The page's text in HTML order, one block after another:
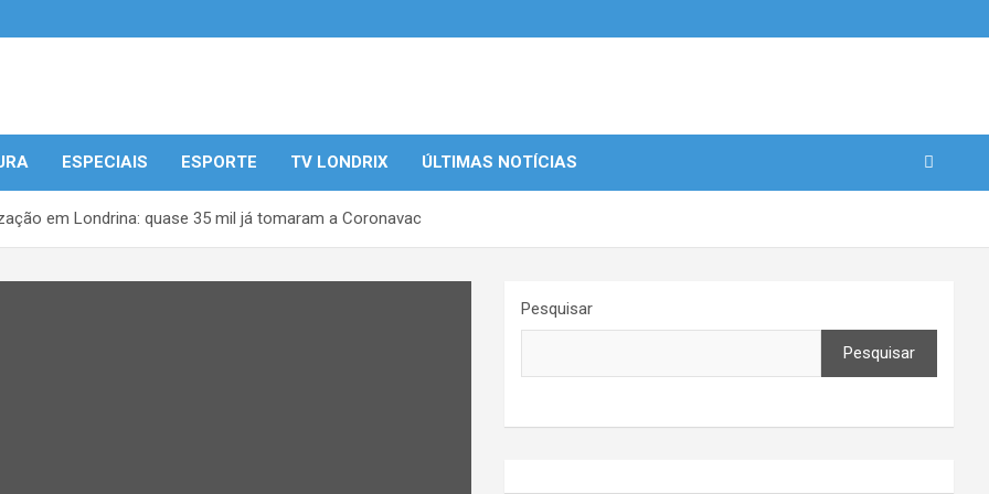
ESPECIAIS ESPORTE TV LONDRIX ÚLTIMAS NOTÍCIAS
em Londrina: quase 35 mil já tomaram a Coronavac
Pesquisar
Pesquisar